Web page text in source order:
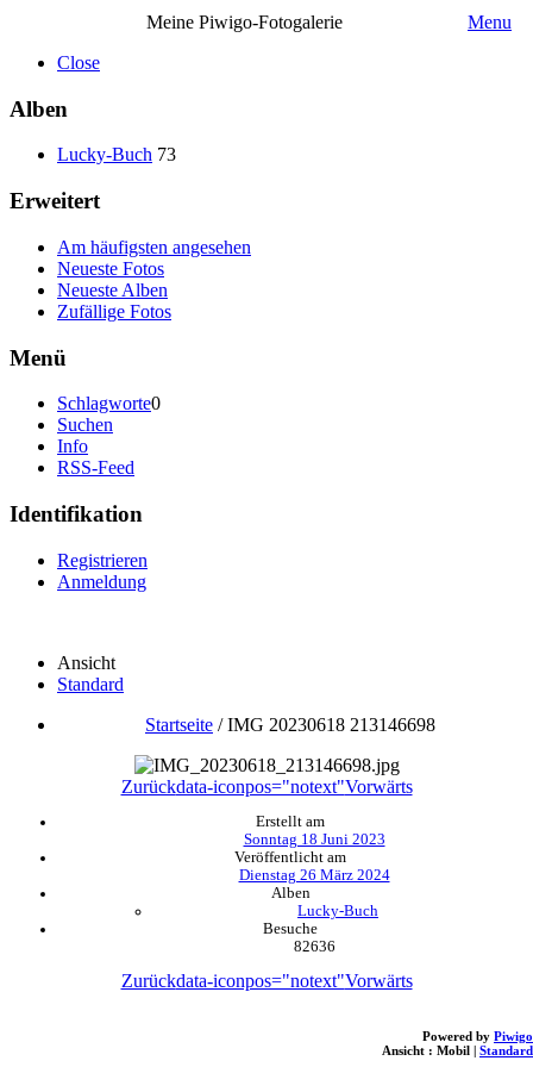
Meine Piwigo-Fotogalerie
Menu
Close
Alben
Lucky-Buch 73
Erweitert
Am häufigsten angesehen
Neueste Fotos
Neueste Alben
Zufällige Fotos
Menü
Schlagworte0
Suchen
Info
RSS-Feed
Identifikation
Registrieren
Anmeldung
Ansicht
Standard
Startseite /IMG 20230618 213146698
Zurückdata-iconpos="notext"Vorwärts
Erstellt am
Sonntag 18 Juni 2023
Veröffentlicht am
Dienstag 26 März 2024
Alben
Lucky-Buch
Besuche
82636
Zurückdata-iconpos="notext"Vorwärts
Powered by Piwigo
Ansicht : Mobil | Standard